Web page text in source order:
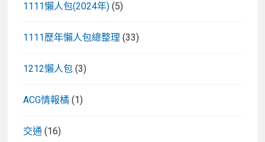
1111懶人包(2024年) (5)
1111歷年懶人包總整理 (33)
1212懶人包 (3)
ACG情報橘 (1)
交通 (16)